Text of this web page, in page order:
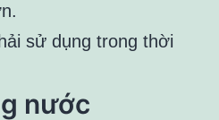
sử dụng trong thời
nước